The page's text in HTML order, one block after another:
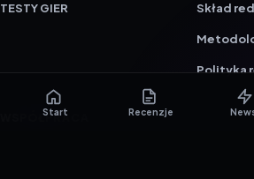
TESTY GIER Skład
Polityka
WSPÓŁPRACA
Start Recenzje